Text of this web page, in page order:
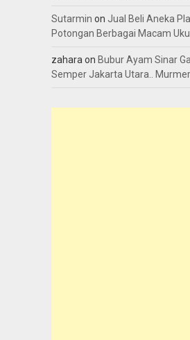
Sutarmin on Jual Beli Aneka
Potongan Berbagai Macam
zahara on Bubur Ayam Sinar
Semper Jakarta Utara.. Murmer